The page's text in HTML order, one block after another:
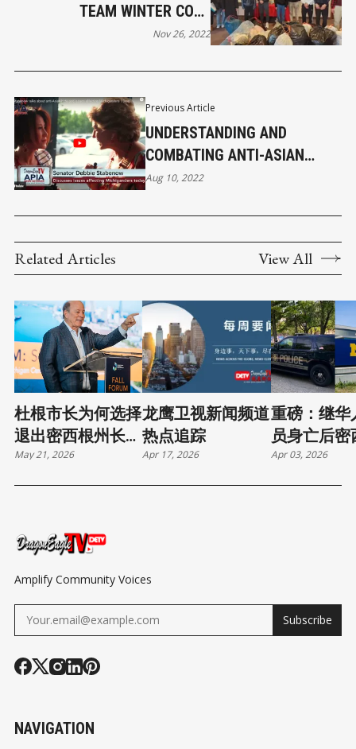
Previous Article
UNDERSTANDING AND
COMBATING ANTI-ASIAN
HATE: INSIGHTS FROM SEN.
Aug 10, 2022
TEAM WINTER COAT
DONATION 龙鹰卫视青少年
Nov 26, 2022
Related Articles View All
杜根市长为何选择
退出密西根州长竞
选
May 21, 2026
龙鹰卫视新闻频道
热点追踪
Apr 17, 2026
重磅：继华
员身亡后密
学工会警告
邦当局交谈
Apr 03, 2026
Amplify Community Voices
Subscribe
NAVIGATION